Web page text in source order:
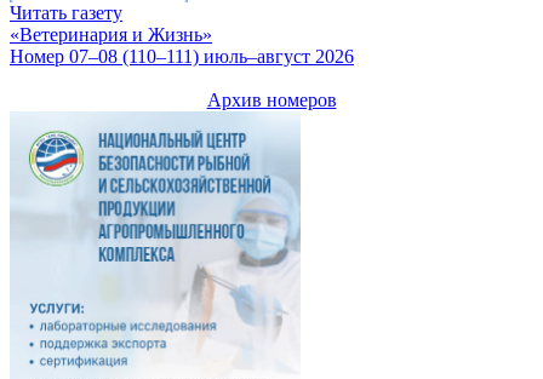
Читать газету
«Ветеринария и Жизнь»
Номер 07–08 (110–111) июль–август 2026
Архив номеров